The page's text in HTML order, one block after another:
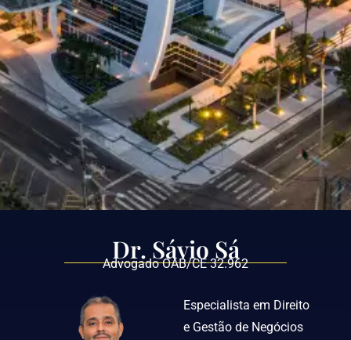
Dr. Sávio Sá
Advogado OAB/CE 32.962
Especialista em Direito
e Gestão de Negócios